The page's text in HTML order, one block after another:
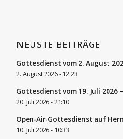
NEUSTE BEITRÄGE
Gottesdienst vom 2. August
2. August 2026 - 12:23
Gottesdienst vom 19. Juli 2026
20. Juli 2026 - 21:10
Open-Air-Gottesdienst auf
10. Juli 2026 - 10:33